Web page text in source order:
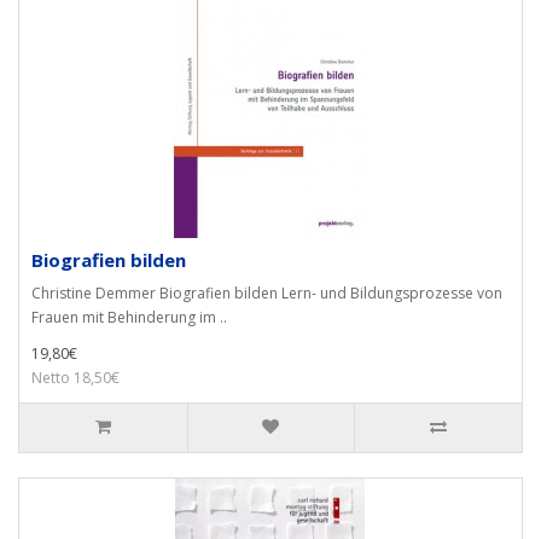
Biografien bilden
Christine Demmer Biografien bilden Lern- und Bildungsprozesse von
Frauen mit Behinderung im ..
19,80€
Netto 18,50€